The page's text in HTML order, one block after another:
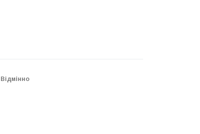
Відмінно